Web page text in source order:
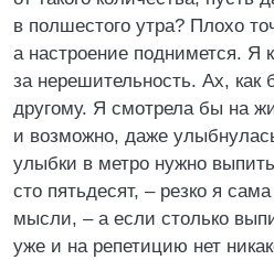
в полшестого утра? Плохо
а настроение поднимется. Я
за нерешительность. Ах, как
другому. Я смотрела бы на
и возможно, даже
улыбки в метро нужно
сто пятьдесят, – резко я
мысли, – а если столько
уже и на репетицию нет